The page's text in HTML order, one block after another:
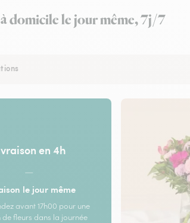
domicile le jour même, 7j/7
en 4h
—
le jour même
avant 17h00 pour une
fleurs dans la journée